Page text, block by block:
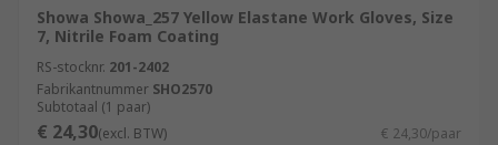
Showa Showa_257 Yellow Elastane Work Gloves, Size
7, Nitrile Foam Coating
RS-stocknr. 201-2402
Fabrikantnummer SHO2570
Subtotaal (1 paar)
€ 24,30(excl. BTW) € 24,30/paar